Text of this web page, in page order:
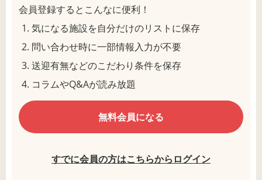
会員登録するとこんなに便利！
気になる施設を自分だけのリストに保存
問い合わせ時に一部情報入力が不要
送迎有無などのこだわり条件を保存
コラムやQ&Aが読み放題
無料会員になる
すでに会員の方はこちらからログイン